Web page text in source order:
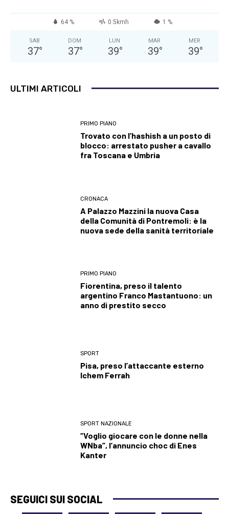
64 % 0.5kmh 1 %
SAB
37°
DOM
37°
LUN
39°
MAR
39°
MER
39°
ULTIMI ARTICOLI
PRIMO PIANO
Trovato con l’hashish a un posto di
blocco: arrestato pusher a cavallo
fra Toscana e Umbria
CRONACA
A Palazzo Mazzini la nuova Casa
della Comunità di Pontremoli: è la
nuova sede della sanità territoriale
PRIMO PIANO
Fiorentina, preso il talento
argentino Franco Mastantuono: un
anno di prestito secco
SPORT
Pisa, preso l’attaccante esterno
Ichem Ferrah
SPORT NAZIONALE
“Voglio giocare con le donne nella
WNba”, l’annuncio choc di Enes
Kanter
SEGUICI SUI SOCIAL